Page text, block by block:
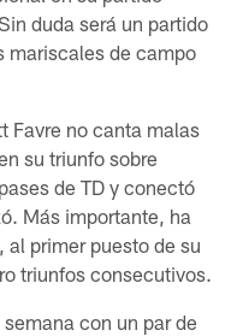
duda será un partido
mariscales de campo
Favre no canta malas
su triunfo sobre
de TD y conectó
Más importante, ha
al primer puesto de su
triunfos consecutivos.
con un par de